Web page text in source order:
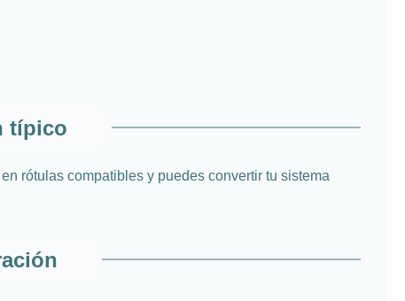
típico
rótulas compatibles y puedes convertir tu sistema